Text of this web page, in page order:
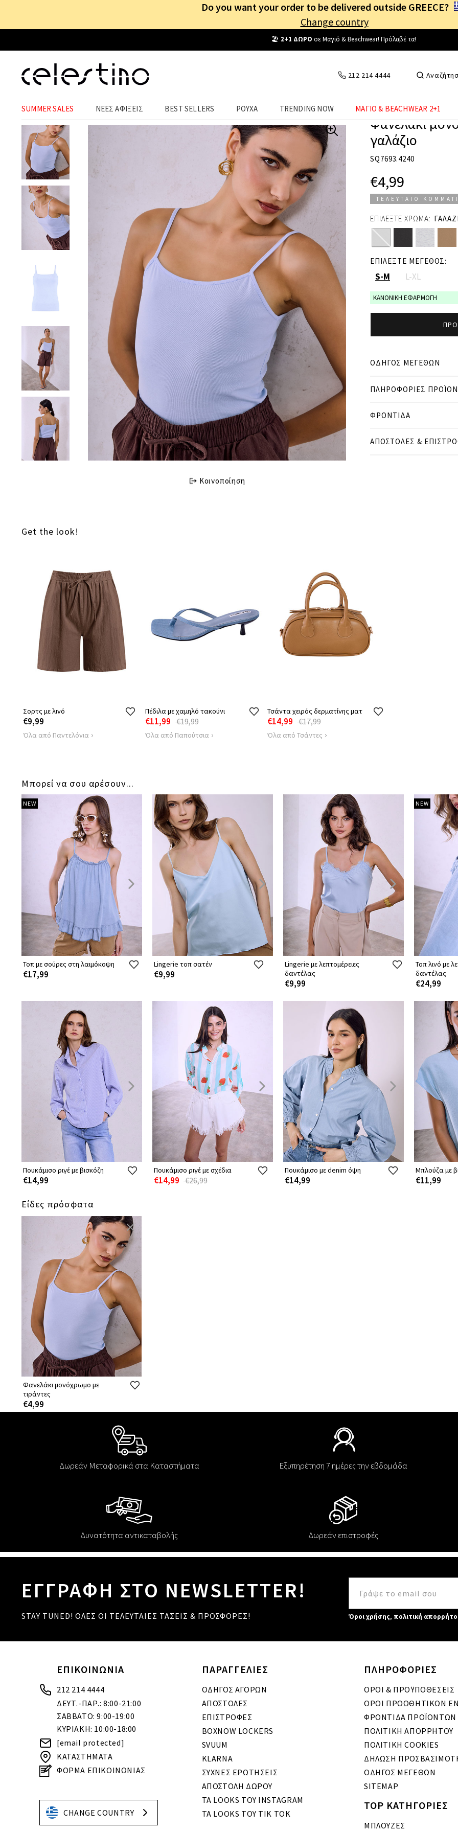
Do you want your order to be delivered outside GREECE?
Change country
Δωρεάν Μεταφορικά από25€! Συνδέσου κι επωφελήσου
212 214 4444
SUMMER SALES ΝΕΕΣ ΑΦΙΞΕΙΣ BEST SELLERS ΡΟΥΧΑ TRENDING NOW ΜΑΓΙΟ & BEACHWEAR 2+1
Κοινοποίηση
Φανελάκι
γαλάζιο
SQ7693.4240
€4,99
ΤΕΛΕΥΤΑΙΟ
ΕΠΙΛΕΞΤΕ ΧΡΩΜΑ:
ΕΠΙΛΕΞΤΕ ΜΕΓΕΘΟΣ:
S-M L-XL
ΚΑΝΟΝΙΚΗ ΕΦΑΡΜΟΓΗ
ΟΔΗΓΟΣ ΜΕΓΕΘΩΝ
● ΚΑΝΟΝΙΚΗ ΕΦΑΡΜΟΓΗ
Μετρήσεις προϊόντος
cm in
ΠΛΗΡΟΦΟΡΙΕΣ
ΦΡΟΝΤΙΔΑ
ΑΠΟΣΤΟΛΕΣ &
Get the look!
Σορτς με λινό
€9,99
Όλα από Παντελόνια
Πέδιλα με χαμηλό τακούνι
€11,99 €19,99
Όλα από Παπούτσια
Τσάντα χειρός δερματίνης ματ
€14,99 €17,99
Όλα από Τσάντες
Μπορεί να σου αρέσουν...
NEW
Τοπ με σούρες στη λαιμόκοψη
€17,99
Lingerie τοπ σατέν
€9,99
Lingerie με λεπτομέρειες
δαντέλας
€9,99
NEW
Τοπ λινό με
δαντέλας
€24,99
Πουκάμισο ριγέ με βισκόζη
€14,99
Πουκάμισο ριγέ με σχέδια
€14,99 €26,99
Πουκάμισο με denim όψη
€14,99
Μπλούζα με
€11,99
Είδες πρόσφατα
Φανελάκι μονόχρωμο με
τιράντες
€4,99
Δωρεάν Μεταφορικά στα Καταστήματα Εξυπηρέτηση 7 ημέρες την εβδομάδα
Δυνατότητα αντικαταβολής Δωρεάν επιστροφές
ΕΓΓΡΑΦΗ ΣΤΟ NEWSLETTER!
STAY TUNED! ΟΛΕΣ ΟΙ ΤΕΛΕΥΤΑΙΕΣ ΤΑΣΕΙΣ & ΠΡΟΣΦΟΡΕΣ! Όροι χρήσης, πολιτική
ΕΠΙΚΟΙΝΩΝΙΑ
212 214 4444
ΔΕΥΤ.-ΠΑΡ.: 8:00-21:00
ΣΑΒΒΑΤΟ: 9:00-19:00
ΚΥΡΙΑΚΗ: 10:00-18:00
[email protected]
ΚΑΤΑΣΤΗΜΑΤΑ
ΦΟΡΜΑ ΕΠΙΚΟΙΝΩΝΙΑΣ
ΠΑΡΑΓΓΕΛΙΕΣ
ΟΔΗΓΟΣ ΑΓΟΡΩΝ
ΑΠΟΣΤΟΛΕΣ
ΕΠΙΣΤΡΟΦΕΣ
BOXNOW LOCKERS
SVUUM
KLARNA
ΣΥΧΝΕΣ ΕΡΩΤΗΣΕΙΣ
ΑΠΟΣΤΟΛΗ ΔΩΡΟΥ
ΤΑ LOOKS ΤΟΥ INSTAGRAM
ΤΑ LOOKS ΤΟΥ TIK TOK
ΠΛΗΡΟΦΟΡΙΕΣ
ΟΡΟΙ & ΠΡΟΫΠΟΘΕΣΕΙΣ
ΟΡΟΙ ΠΡΟΩΘΗΤΙΚΩΝ
ΦΡΟΝΤΙΔΑ ΠΡΟΪΟΝΤΩΝ
ΠΟΛΙΤΙΚΗ ΑΠΟΡΡΗΤΟΥ
ΠΟΛΙΤΙΚΗ COOKIES
ΔΗΛΩΣΗ
ΟΔΗΓΟΣ ΜΕΓΕΘΩΝ
SITEMAP
CHANGE COUNTRY
TOP ΚΑΤΗΓΟΡΙΕΣ
ΜΠΛΟΥΖΕΣ